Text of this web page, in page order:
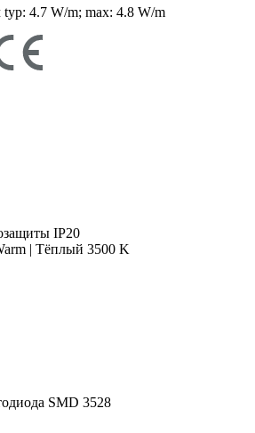
typ: 4.7 W/m; max: 4.8 W/m
IP20
| Тёплый 3500 K
SMD 3528